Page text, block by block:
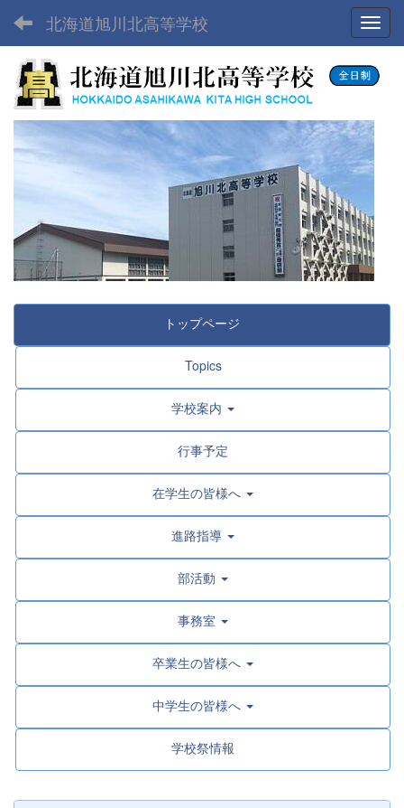
北海道旭川北高等学校
トップページ
Topics
学校案内
行事予定
在学生の皆様へ
進路指導
部活動
事務室
卒業生の皆様へ
中学生の皆様へ
学校祭情報